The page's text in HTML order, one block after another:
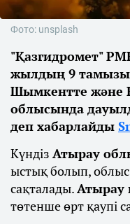
Фото: unsplash
"Қазгидромет"
жылдың 9
Шымкентте және
облысында
деп хабарлайды
Күндіз Атырау
ыстық болып,
сақталады.Атырау
төтенше өрт қаупі